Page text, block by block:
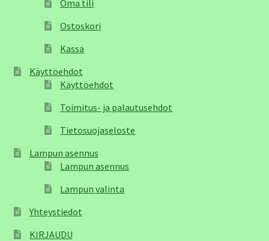
Oma tili
Ostoskori
Kassa
Käyttöehdot
Käyttöehdot
Toimitus- ja palautusehdot
Tietosuojaseloste
Lampun asennus
Lampun asennus
Lampun valinta
Yhteystiedot
KIRJAUDU